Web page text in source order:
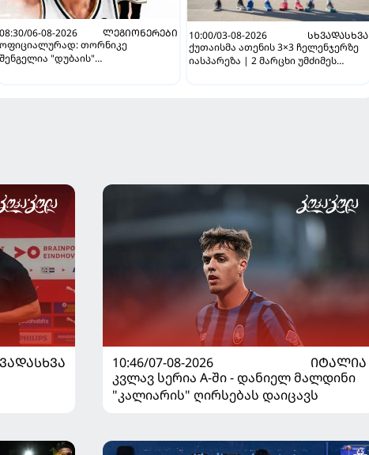
08:30/06-08-2026
ᲚᲔᲒᲘᲝᲜᲔᲠᲔᲑᲘ
ოფიციალურად: თორნიკე
შენგელია "დუბაის"
10:00/03-08-2026
ᲡᲮᲕᲐᲓᲐᲡᲮᲕᲐ
ქუთაისმა ათენის 3×3 ჩელენჯერზე
იასპარეზა | 2 მარცხი უმძიმეს
10:46/07-08-2026
ᲘᲢᲐᲚᲘᲐ
კვლავ სერია A-ში - დანიელ მალდინი
"კალიარის" ღირსებას დაიცავს